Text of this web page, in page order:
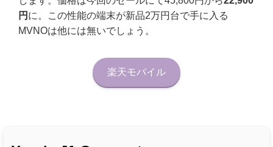
円 に。この性能の端末が新品2万円台で手に入る
MVNOは他には無いでしょう。
楽天モバイル